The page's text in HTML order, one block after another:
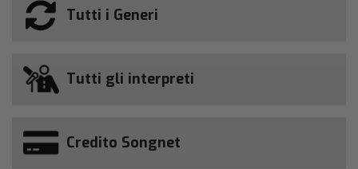
Tutti i Generi
Tutti gli interpreti
Credito Songnet